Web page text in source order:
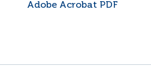
Adobe Acrobat PDF